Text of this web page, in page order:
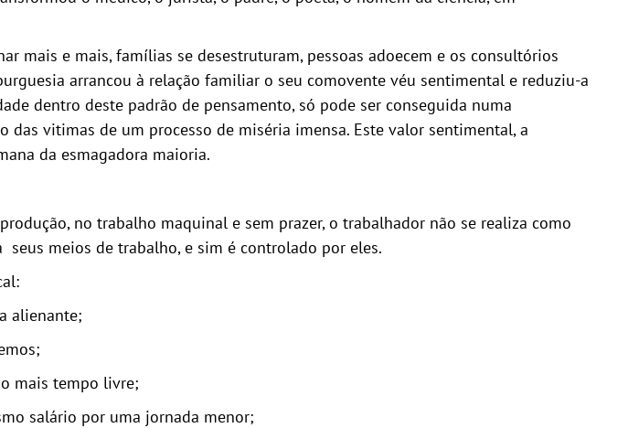
mais e mais, famílias se desestruturam, pessoas adoecem e os consultórios
arrancou à relação familiar o seu comovente véu sentimental e reduziu-a
dentro deste padrão de pensamento, só pode ser conseguida numa
vitimas de um processo de miséria imensa. Este valor sentimental, a
da esmagadora maioria.
no trabalho maquinal e sem prazer, o trabalhador não se realiza como
meios de trabalho, e sim é controlado por eles.
alienante;
mais tempo livre;
salário por uma jornada menor;